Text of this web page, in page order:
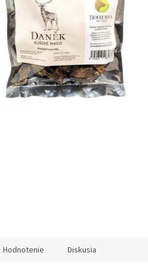
Hodnotenie Diskusia